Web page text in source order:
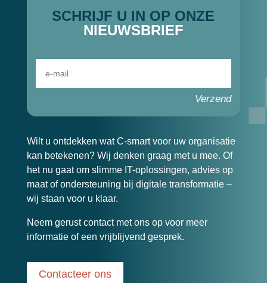
SCHRIJF U IN OP ONZE
NIEUWSBRIEF
Verzend
Wilt u ontdekken wat C-smart voor uw organisatie
kan betekenen? Wij denken graag met u mee. Of
het nu gaat om slimme IT-oplossingen, advies op
maat of ondersteuning bij digitale transformatie –
wij staan voor u klaar.
Neem gerust contact met ons op voor meer
informatie of een vrijblijvend gesprek.
Contacteer ons